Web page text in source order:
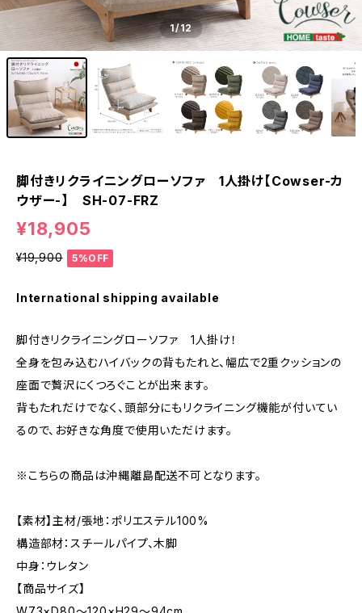
1/12
脚付きリクライニングローソファ 1人掛け【Cowser-カ
ウザー-】 SH-07-FRZ
¥18,905
¥19,900 5%OFF
International shipping available
脚付きリクライニングローソファ 1人掛け！
全身を包み込むハイバックの背もたれと、幅広で2重クッションの
座面で贅沢にくつろぐことが出来ます。
背もたれだけでなく、頭部分にもリクライニング機能が付いてい
るので、お好きな角度で使用いただけます。
※こちらの商品は沖縄離島配送不可となります。
【素材】主材/張地：ポリエステル100%
構造部材：スチールパイプ、木脚
中身：ウレタン
【商品サイズ】